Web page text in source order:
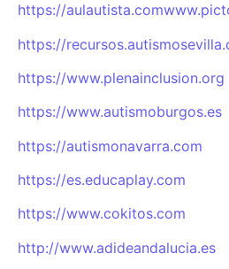
https://
https://
https://www.plenainclusion.org
https://www.autismoburgos.es
https://autismonavarra.com
https://es.educaplay.com
https://www.cokitos.com
http://www.adideandalucia.es